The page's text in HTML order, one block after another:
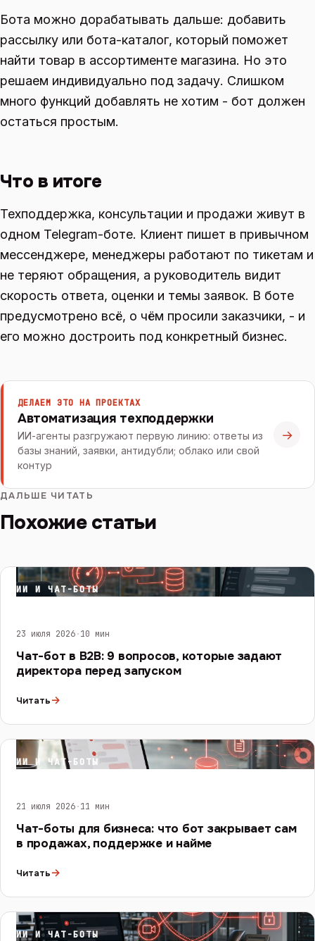
Бота можно дорабатывать дальше: добавить
рассылку или бота-каталог, который поможет
найти товар в ассортименте магазина. Но это
решаем индивидуально под задачу. Слишком
много функций добавлять не хотим - бот должен
остаться простым.
Что в итоге
Техподдержка, консультации и продажи живут в
одном Telegram-боте. Клиент пишет в привычном
мессенджере, менеджеры работают по тикетам и
не теряют обращения, а руководитель видит
скорость ответа, оценки и темы заявок. В боте
предусмотрено всё, о чём просили заказчики, - и
его можно достроить под конкретный бизнес.
ДЕЛАЕМ ЭТО НА ПРОЕКТАХ
Автоматизация техподдержки
ИИ-агенты разгружают первую линию: ответы из
базы знаний, заявки, антидубли; облако или свой
контур
→
ДАЛЬШЕ ЧИТАТЬ
Похожие статьи
ИИ И ЧАТ-БОТЫ
23 июля 2026·10 мин
Чат-бот в B2B: 9 вопросов, которые задают
директора перед запуском
Читать→
ИИ И ЧАТ-БОТЫ
21 июля 2026·11 мин
Чат-боты для бизнеса: что бот закрывает сам
в продажах, поддержке и найме
Читать→
ИИ И ЧАТ-БОТЫ